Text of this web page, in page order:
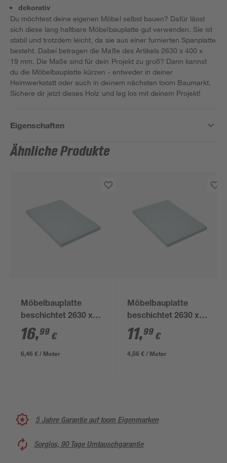
dekorativ
Du möchtest deine eigenen Möbel selbst bauen? Dafür lässt
sich diese lang haltbare Möbelbauplatte gut verwenden. Sie ist
stabil und trotzdem leicht, da sie aus einer furnierten Spanplatte
besteht. Dabei betragen die Maße des Artikels 2630 x 400 x
19 mm. Die Maße sind für dein Projekt zu groß? Dann kannst
du die Möbelbauplatte kürzen - entweder in deiner
Heimwerkstatt oder auch in deinem nächsten toom Baumarkt.
Sichere dir jetzt dieses Holz und leg los mit deinem Projekt!
Eigenschaften
Ähnliche Produkte
Möbelbauplatte
beschichtet 2630 x
300 x 19 mm
16,99 €
6,46 € / Meter
Möbelbauplatte
beschichtet 2630 x
200 x 19 mm
11,99 €
4,56 € / Meter
5 Jahre Garantie auf toom Eigenmarken
Sorglos, 90 Tage Umtauschgarantie